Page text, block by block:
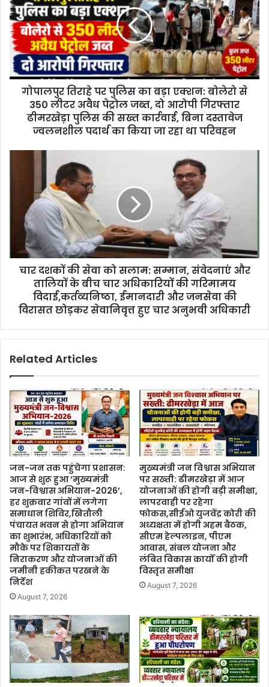
m
a
i
a
d
गोपालपुर तिराहे पर पुलिस का बड़ा एक्शन: बोलेरो से
350 लीटर अवैध पेट्रोल जब्त, दो आरोपी गिरफ्तार
ढीमरखेड़ा पुलिस की सख्त कार्रवाई, बिना दस्तावेज
ज्वलनशील पदार्थ का किया जा रहा था परिवहन
चार दशकों की सेवा को सलाम: सम्मान, संवेदनाएं और
तालियों के बीच चार अधिकारियों की गरिमामय
विदाई,कर्तव्यनिष्ठा, ईमानदारी और जनसेवा की
विरासत छोड़कर सेवानिवृत्त हुए चार अनुभवी अधिकारी
Related Articles
जन-जन तक पहुंचेगा प्रशासन:
आज से शुरू हुआ ‘मुख्यमंत्री
जन-विश्वास अभियान-2026’,
हर शुक्रवार गांवों में लगेगा
समाधान शिविर,खितौली
पंचायत भवन से होगा अभियान
का शुभारंभ, अधिकारियों को
मौके पर शिकायतों के
निराकरण और योजनाओं की
जमीनी हकीकत परखने के
निर्देश
August 7, 2026
मुख्यमंत्री जन विश्वास अभियान
पर सख्ती: ढीमरखेड़ा में आज
योजनाओं की होगी बड़ी समीक्षा,
लापरवाही पर रहेगा
फोकस,सीईओ युजवेंद्र कोरी की
अध्यक्षता में होगी अहम बैठक,
सीएम हेल्पलाइन, पीएम
आवास, संबल योजना और
लंबित विकास कार्यों की होगी
विस्तृत समीक्षा
August 7, 2026